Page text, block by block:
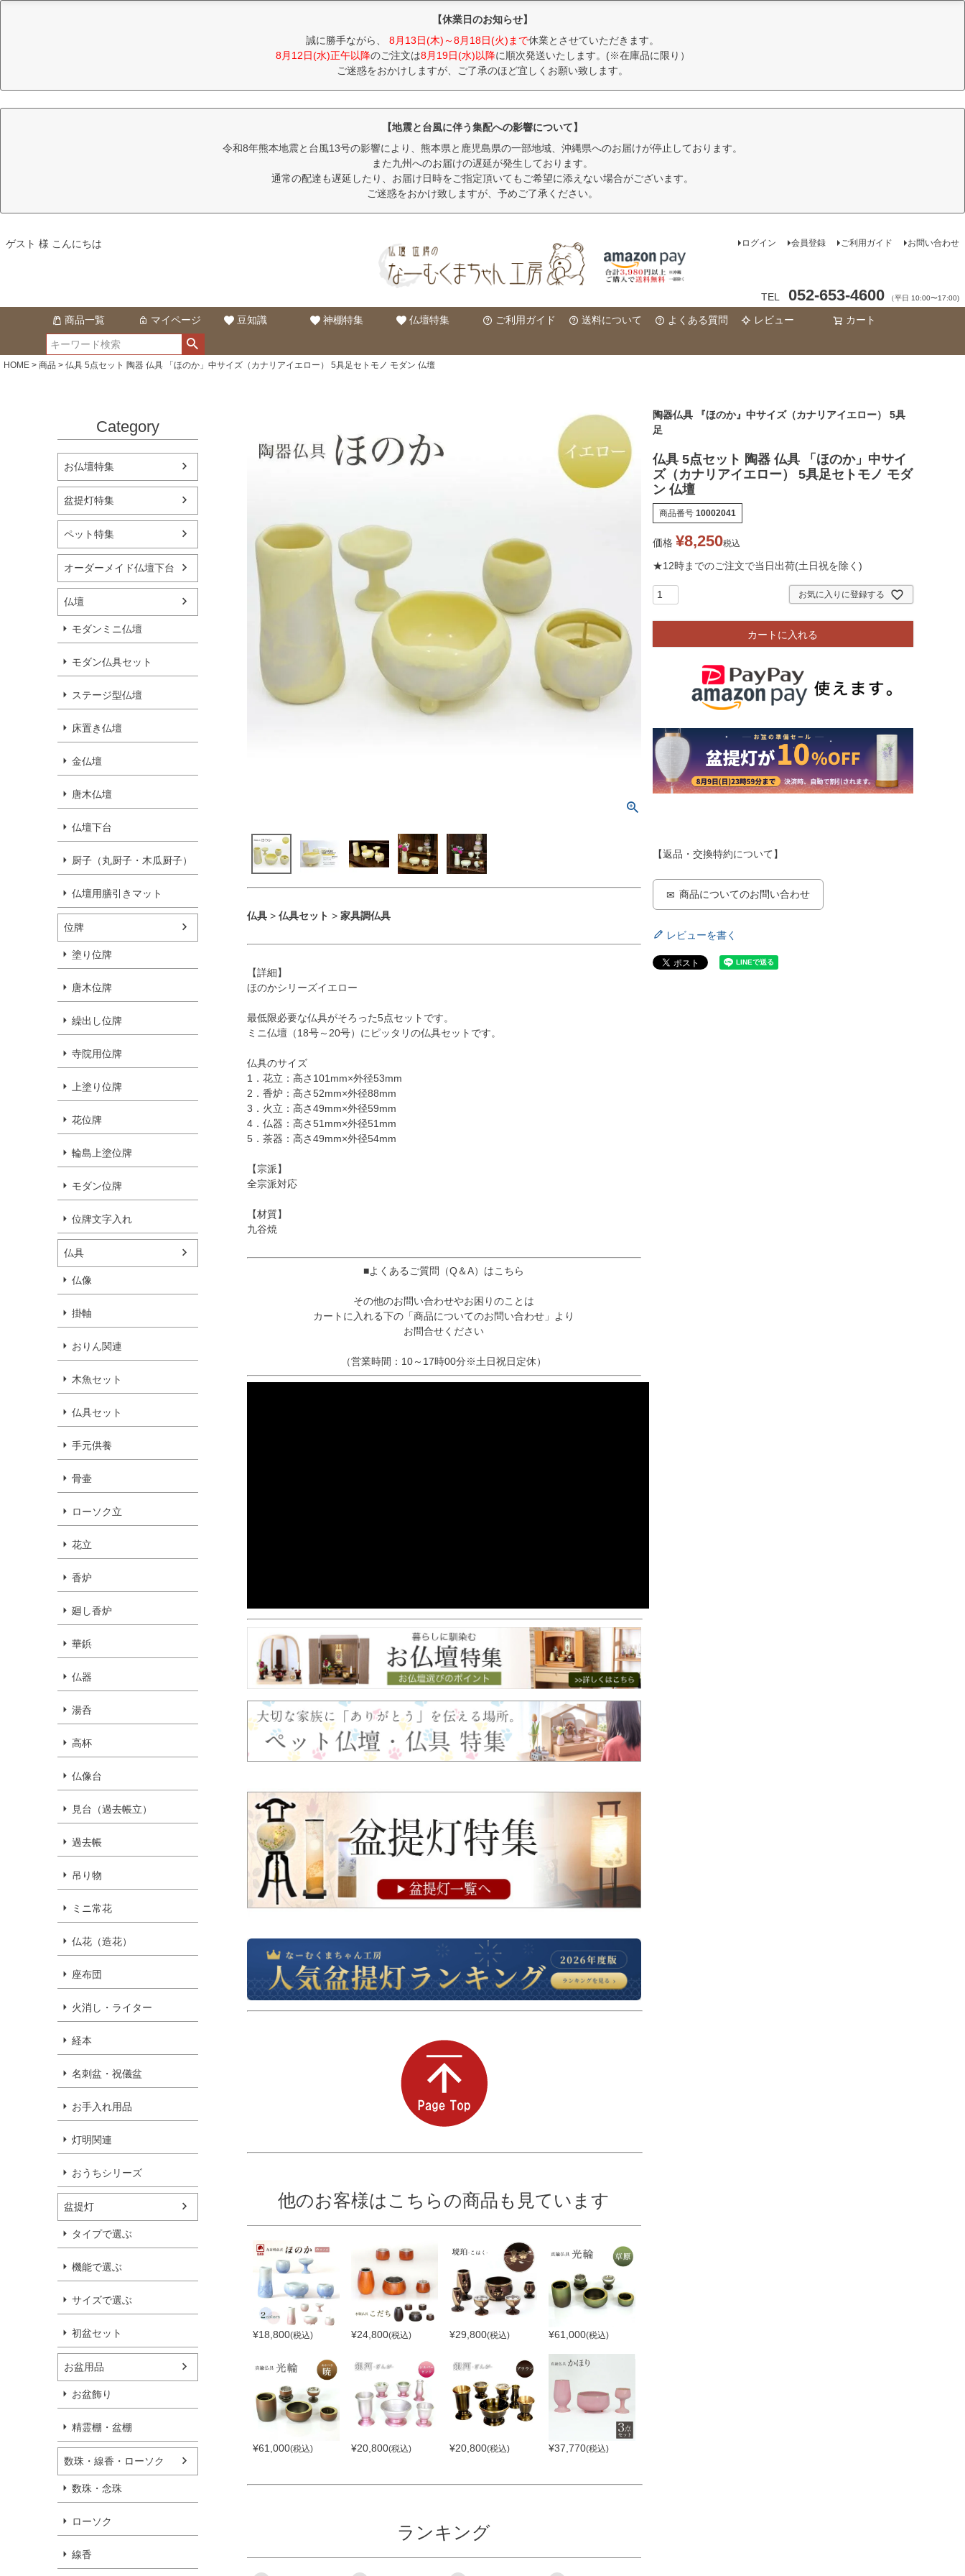
【休業日のお知らせ】
誠に勝手ながら、 8月13日(木)～8月18日(火)まで休業とさせていただきます。
8月12日(水)正午以降のご注文は8月19日(水)以降に順次発送いたします。(※在庫品に限り）
ご迷惑をおかけしますが、ご了承のほど宜しくお願い致します。
【地震と台風に伴う集配への影響について】
令和8年熊本地震と台風13号の影響により、熊本県と鹿児島県の一部地域、沖縄県へのお届けが停止しております。
また九州へのお届けの遅延が発生しております。
通常の配達も遅延したり、お届け日時をご指定頂いてもご希望に添えない場合がございます。
ご迷惑をおかけ致しますが、予めご了承ください。
ゲスト 様 こんにちは ログイン 会員登録 ご利用ガイド お問い合わせ
TEL 052-653-4600 （平日 10:00〜17:00)
商品一覧 マイページ 豆知識 神棚特集 仏壇特集 ご利用ガイド 送料について よくある質問 レビュー カート
HOME 商品 仏具 5点セット 陶器 仏具 「ほのか」中サイズ（カナリアイエロー） 5具足セトモノ モダン 仏壇
Category
お仏壇特集
盆提灯特集
ペット特集
オーダーメイド仏壇下台
仏壇
モダンミニ仏壇
モダン仏具セット
ステージ型仏壇
床置き仏壇
金仏壇
唐木仏壇
仏壇下台
厨子（丸厨子・木瓜厨子）
仏壇用膳引きマット
位牌
塗り位牌
唐木位牌
繰出し位牌
寺院用位牌
上塗り位牌
花位牌
輪島上塗位牌
モダン位牌
位牌文字入れ
仏具
仏像
掛軸
おりん関連
木魚セット
仏具セット
手元供養
骨壷
ローソク立
花立
香炉
廻し香炉
華鋲
仏器
湯呑
高杯
仏像台
見台（過去帳立）
過去帳
吊り物
ミニ常花
仏花（造花）
座布団
火消し・ライター
経本
名刺盆・祝儀盆
お手入れ用品
灯明関連
おうちシリーズ
盆提灯
タイプで選ぶ
機能で選ぶ
サイズで選ぶ
初盆セット
お盆用品
お盆飾り
精霊棚・盆棚
数珠・線香・ローソク
数珠・念珠
ローソク
線香
仏具 > 仏具セット > 家具調仏具
【詳細】
ほのかシリーズイエロー
最低限必要な仏具がそろった5点セットです。
ミニ仏壇（18号～20号）にピッタリの仏具セットです。
仏具のサイズ
1．花立：高さ101mm×外径53mm
2．香炉：高さ52mm×外径88mm
3．火立：高さ49mm×外径59mm
4．仏器：高さ51mm×外径51mm
5．茶器：高さ49mm×外径54mm
【宗派】
全宗派対応
【材質】
九谷焼
■よくあるご質問（Q＆A）はこちら
その他のお問い合わせやお困りのことは
カートに入れる下の「商品についてのお問い合わせ」より
お問合せください
（営業時間：10～17時00分※土日祝日定休）
他のお客様はこちらの商品も見ています
¥18,800(税込) ¥24,800(税込) ¥29,800(税込) ¥61,000(税込)
¥61,000(税込) ¥20,800(税込) ¥20,800(税込) ¥37,770(税込)
ランキング
陶器仏具 『ほのか』中サイズ（カナリアイエロー） 5具
足
仏具 5点セット 陶器 仏具 「ほのか」中サイ
ズ（カナリアイエロー） 5具足セトモノ モダ
ン 仏壇
商品番号 10002041
価格 ¥8,250税込
★12時までのご注文で当日出荷(土日祝を除く)
お気に入りに登録する
カートに入れる
【返品・交換特約について】
商品についてのお問い合わせ
レビューを書く